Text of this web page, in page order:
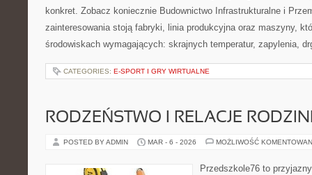
konkret. Zobacz koniecznie Budownictwo Infrastrukturalne i
zainteresowania stoją fabryki, linia produkcyjna oraz maszyny,
środowiskach wymagających: skrajnych temperatur, zapylenia,
CATEGORIES: E-SPORT I GRY WIRTUALNE
RODZEŃSTWO I RELACJE
POSTED BY ADMIN MAR - 6 - 2026 MOŻLIWOŚĆ
Przedszkole76 to